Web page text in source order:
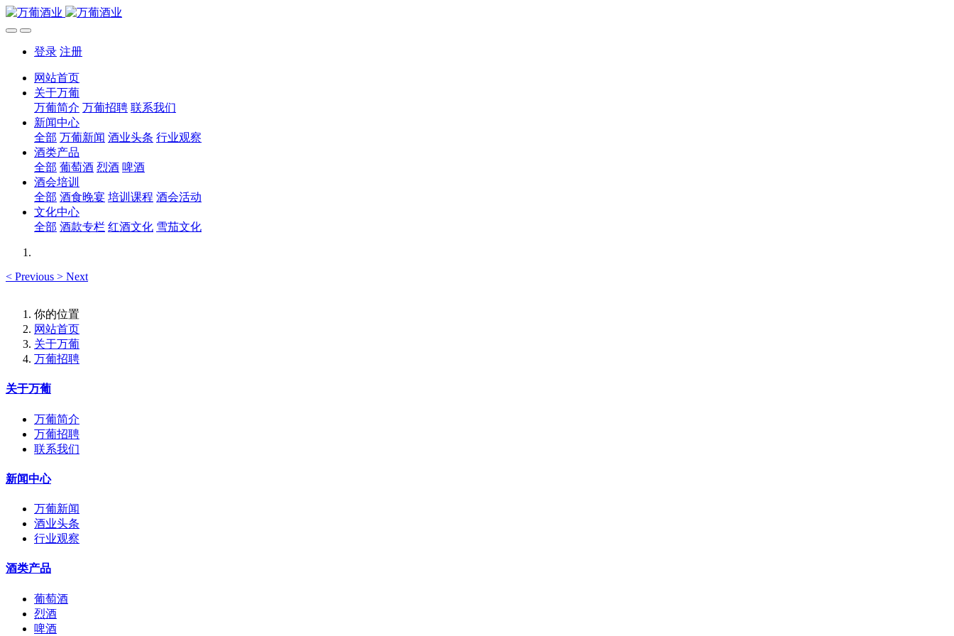
登录 注册
网站首页
关于万葡
万葡简介 万葡招聘 联系我们
新闻中心
全部 万葡新闻 酒业头条 行业观察
酒类产品
全部 葡萄酒 烈酒 啤酒
酒会培训
全部 酒食晚宴 培训课程 酒会活动
文化中心
全部 酒款专栏 红酒文化 雪茄文化
< Previous > Next
你的位置
网站首页
关于万葡
万葡招聘
关于万葡
万葡简介
万葡招聘
联系我们
新闻中心
万葡新闻
酒业头条
行业观察
酒类产品
葡萄酒
烈酒
啤酒